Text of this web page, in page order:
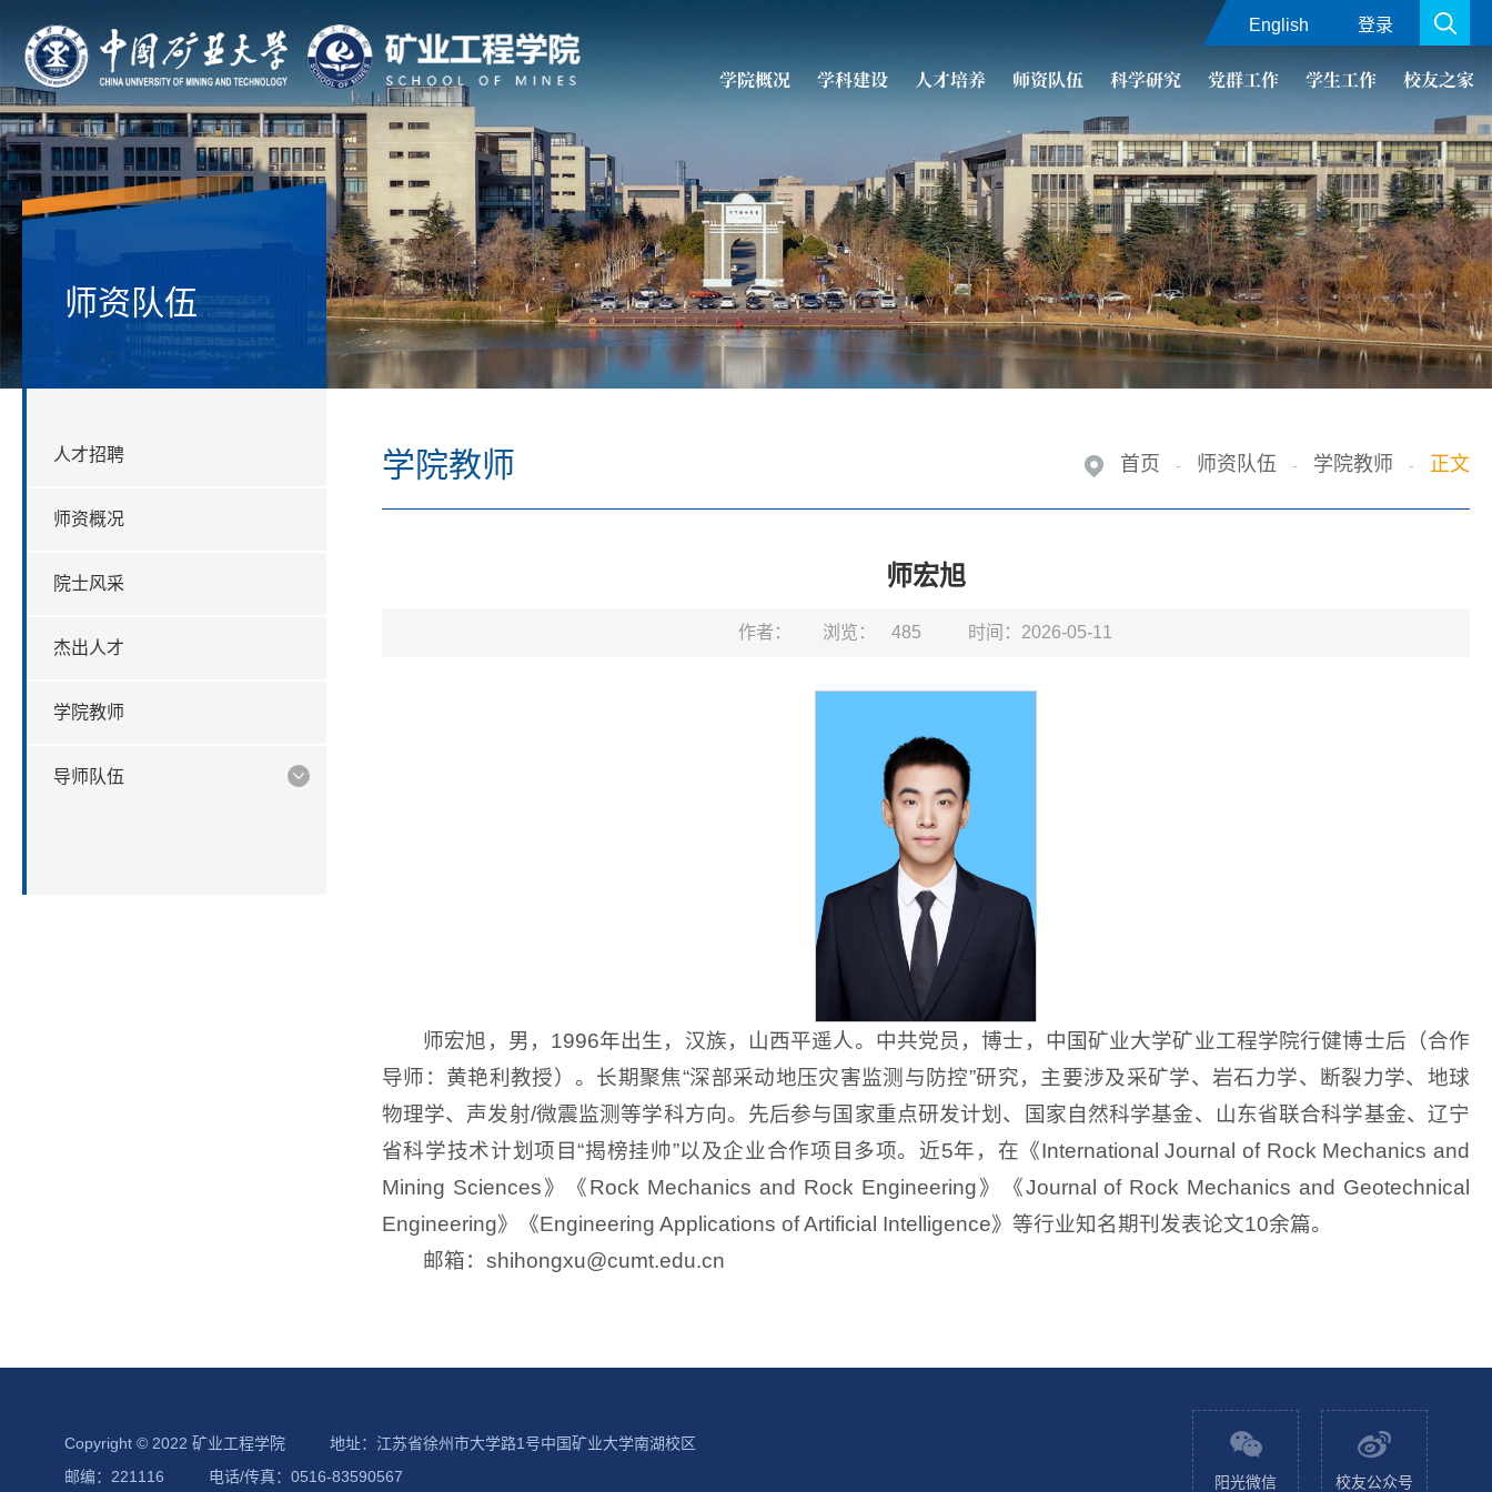
English 登录
学院概况 学科建设 人才培养 师资队伍 科学研究 党群工作 学生工作 校友之家
师资队伍
人才招聘
师资概况
院士风采
杰出人才
学院教师
导师队伍
学院教师 首页 - 师资队伍 - 学院教师 - 正文
师宏旭
作者： 浏览： 485 时间：2026-05-11
师宏旭，男，1996年出生，汉族，山西平遥人。中共党员，博士，中国矿业大学矿业工程学院行健博士后（合作
导师：黄艳利教授）。长期聚焦“深部采动地压灾害监测与防控”研究，主要涉及采矿学、岩石力学、断裂力学、地球
物理学、声发射/微震监测等学科方向。先后参与国家重点研发计划、国家自然科学基金、山东省联合科学基金、辽宁
省科学技术计划项目“揭榜挂帅”以及企业合作项目多项。近5年，在《International Journal of Rock Mechanics and
Mining Sciences》《Rock Mechanics and Rock Engineering》《Journal of Rock Mechanics and Geotechnical
Engineering》《Engineering Applications of Artificial Intelligence》等行业知名期刊发表论文10余篇。
邮箱：shihongxu@cumt.edu.cn
Copyright © 2022 矿业工程学院
地址：江苏省徐州市大学路1号中国矿业大学南湖校区
邮编：221116
电话/传真：0516-83590567 阳光微信 校友公众号